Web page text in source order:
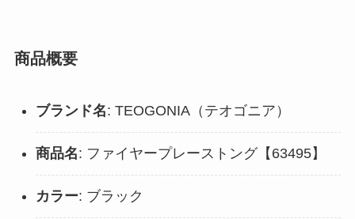
商品概要
ブランド名: TEOGONIA（テオゴニア）
商品名: ファイヤープレーストング【63495】
カラー: ブラック